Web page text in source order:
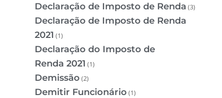
Declaração de Imposto de Renda (3)
Declaração de Imposto de Renda
2021 (1)
Declaração do Imposto de
Renda 2021 (1)
Demissão (2)
Demitir Funcionário (1)